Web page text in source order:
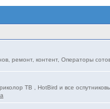
ремонт, контент, Операторы
ТВ , HotBird и все